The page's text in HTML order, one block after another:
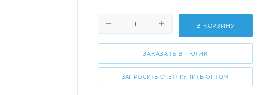
В КОРЗИНУ
ЗАКАЗАТЬ В 1 КЛИК
ЗАПРОСИТЬ СЧЁТ\ КУПИТЬ ОПТОМ